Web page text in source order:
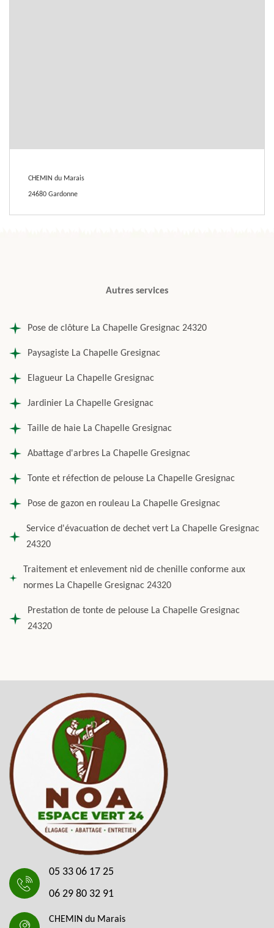
CHEMIN du Marais
24680 Gardonne
Autres services
Pose de clôture La Chapelle Gresignac 24320
Paysagiste La Chapelle Gresignac
Elagueur La Chapelle Gresignac
Jardinier La Chapelle Gresignac
Taille de haie La Chapelle Gresignac
Abattage d'arbres La Chapelle Gresignac
Tonte et réfection de pelouse La Chapelle Gresignac
Pose de gazon en rouleau La Chapelle Gresignac
Service d'évacuation de dechet vert La Chapelle Gresignac
24320
Traitement et enlevement nid de chenille conforme aux
normes La Chapelle Gresignac 24320
Prestation de tonte de pelouse La Chapelle Gresignac
24320
05 33 06 17 25
06 29 80 32 91
CHEMIN du Marais